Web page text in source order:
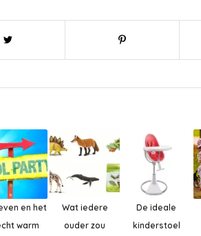
en het
warm
Wat iedere
ouder zou
De ideale
kinderstoel